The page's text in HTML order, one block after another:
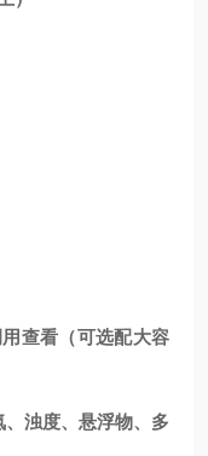
查看（可选配大容
浊度、悬浮物、多